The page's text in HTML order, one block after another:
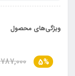
ویژگی‌های محصول
5%